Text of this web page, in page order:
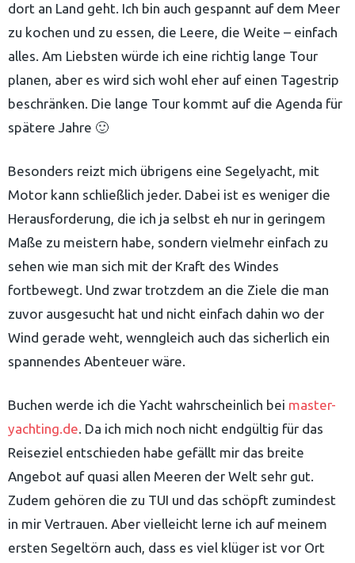
dort an Land geht. Ich bin auch gespannt auf dem Meer
zu kochen und zu essen, die Leere, die Weite – einfach
alles. Am Liebsten würde ich eine richtig lange Tour
planen, aber es wird sich wohl eher auf einen Tagestrip
beschränken. Die lange Tour kommt auf die Agenda für
spätere Jahre 🙂
Besonders reizt mich übrigens eine Segelyacht, mit
Motor kann schließlich jeder. Dabei ist es weniger die
Herausforderung, die ich ja selbst eh nur in geringem
Maße zu meistern habe, sondern vielmehr einfach zu
sehen wie man sich mit der Kraft des Windes
fortbewegt. Und zwar trotzdem an die Ziele die man
zuvor ausgesucht hat und nicht einfach dahin wo der
Wind gerade weht, wenngleich auch das sicherlich ein
spannendes Abenteuer wäre.
Buchen werde ich die Yacht wahrscheinlich bei master-
yachting.de. Da ich mich noch nicht endgültig für das
Reiseziel entschieden habe gefällt mir das breite
Angebot auf quasi allen Meeren der Welt sehr gut.
Zudem gehören die zu TUI und das schöpft zumindest
in mir Vertrauen. Aber vielleicht lerne ich auf meinem
ersten Segeltörn auch, dass es viel klüger ist vor Ort